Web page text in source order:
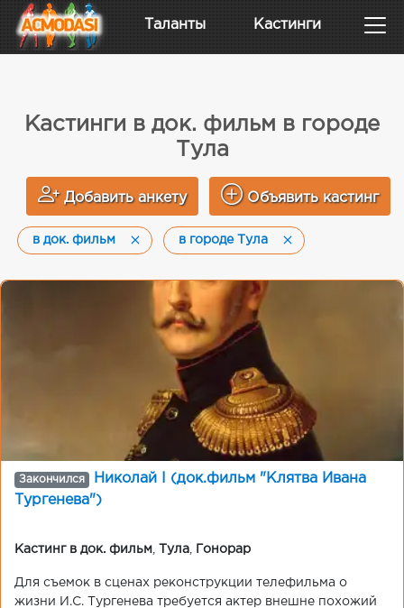
Таланты Кастинги
Кастинги в док. фильм в городе
Тула
Добавить анкету Объявить кастинг
в док. фильм в городе Тула
Закончился
Николай I (док.фильм "Клятва Ивана
Тургенева")
Кастинг в док. фильм Тула Гонорар
Для съемок в сценах реконструкции телефильма о
жизни И.С. Тургенева требуется актер внешне похожий